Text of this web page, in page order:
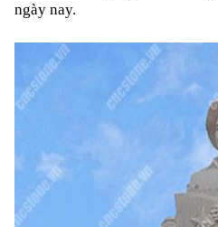
ngày nay.